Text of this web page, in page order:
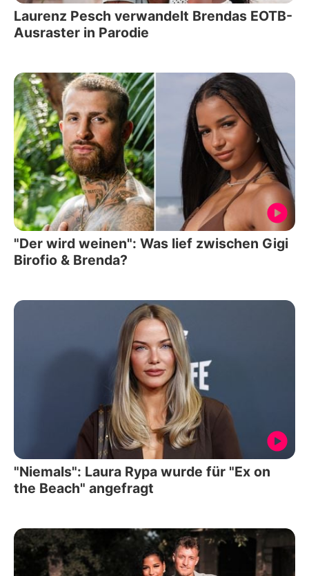
Laurenz Pesch verwandelt Brendas EOTB-
Ausraster in Parodie
"Der wird weinen": Was lief zwischen Gigi
Birofio & Brenda?
"Niemals": Laura Rypa wurde für "Ex on
the Beach" angefragt